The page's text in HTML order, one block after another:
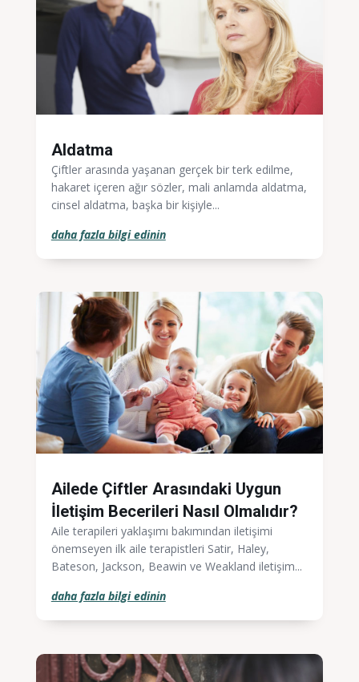
Aldatma
Çiftler arasında yaşanan gerçek bir terk edilme,
hakaret içeren ağır sözler, mali anlamda aldatma,
cinsel aldatma, başka bir kişiyle...
daha fazla bilgi edinin
Ailede Çiftler Arasındaki Uygun
İletişim Becerileri Nasıl Olmalıdır?
Aile terapileri yaklaşımı bakımından iletişimi
önemseyen ilk aile terapistleri Satir, Haley,
Bateson, Jackson, Beawin ve Weakland iletişim...
daha fazla bilgi edinin